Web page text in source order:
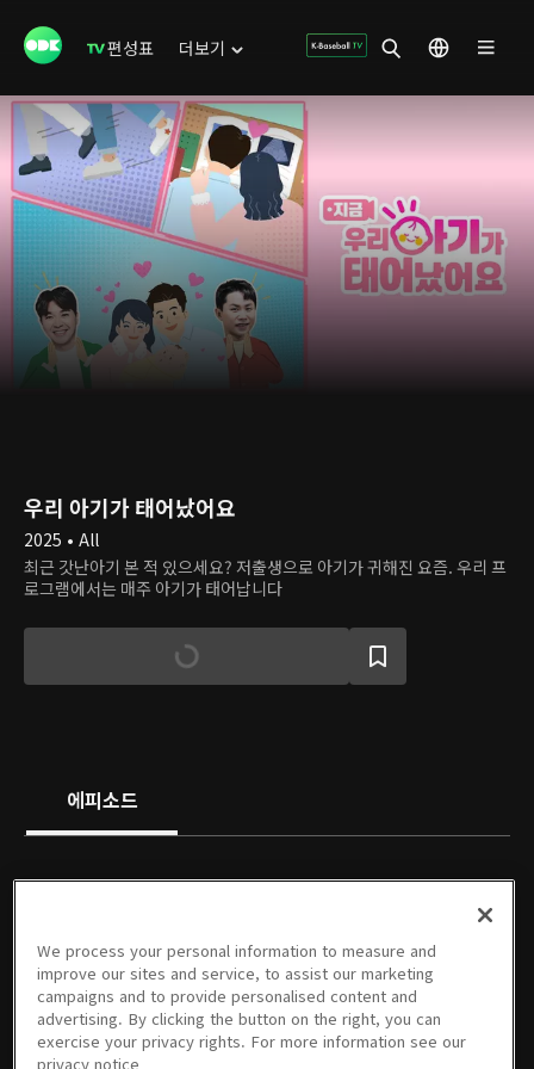
편성표 더보기
우리 아기가 태어났어요
2025 • All
최근 갓난아기 본 적 있으세요? 저출생으로 아기가 귀해진 요즘. 우리 프
로그램에서는 매주 아기가 태어납니다
에피소드
01회
05/09/2025 • 1시간 25분
02회
05/16/2025 • 1시간 25분
03회
05/30/2025 • 1시간 22분
04회
06/06/2025 • 1시간 56분
05회
06/13/2025 • 1시간 18분
We process your personal information to measure and
improve our sites and service, to assist our marketing
campaigns and to provide personalised content and
advertising. By clicking the button on the right, you can
exercise your privacy rights. For more information see our
privacy notice